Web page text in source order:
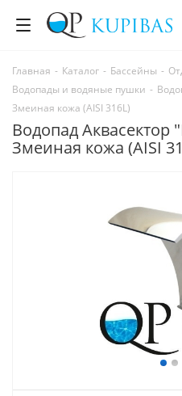
Главная - Каталог - Бассейны -
Водопады и водяные пушки -
Змеиная кожа (AISI 316L)
Водопад Аквасектор
Змеиная кожа (AISI